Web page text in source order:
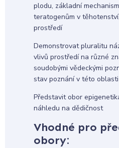
plodu, základní
teratogenům v
prostředí
Demonstrovat pluralitu
vlivů prostředí na různé
soudobými vědeckými
stav poznání v této oblasti
Představit obor
náhledu na dědičnost
Vhodné pro
obory: